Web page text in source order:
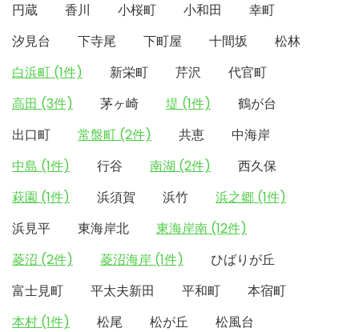
円蔵
香川 小桜町 小和田
幸町
汐見台
下寺尾 下町屋 十間坂
松林
白浜町 (1件)
新栄町 芹沢
代官町
高田 (3件)
茅ヶ崎 堤 (1件)
鶴が台
出口町
常盤町 (2件) 共恵
中海岸
中島 (1件)
行谷 南湖 (2件)
西久保
萩園 (1件)
浜須賀 浜竹
浜之郷 (1件)
浜見平
東海岸北
東海岸南 (12件)
菱沼 (2件)
菱沼海岸 (1件)
ひばりが丘
富士見町
平太夫新田 平和町
本宿町
本村 (1件)
松尾 松が丘
松風台